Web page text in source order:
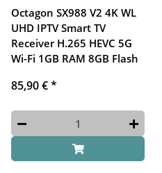
Octagon SX988 V2 4K WL
UHD IPTV Smart TV
Receiver H.265 HEVC 5G
Wi-Fi 1GB RAM 8GB Flash
85,90 €*